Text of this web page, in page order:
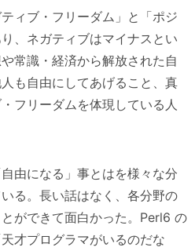
ィブ・フリーダム」と「ポジ
、ネガティブはマイナスとい
常識・経済から解放された自
も自由にしてあげること、真
フリーダムを体現している人
由になる」事とはを様々な分
る。長い話はなく、各分野の
ができて面白かった。Perl6 の
才プログラマがいるのだな